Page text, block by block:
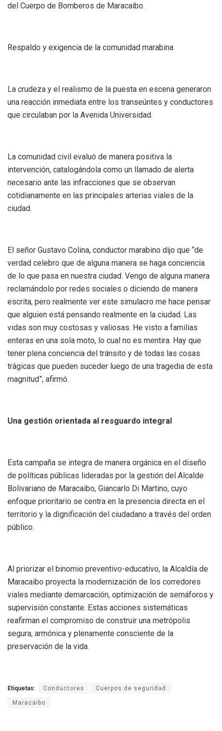
del Cuerpo de Bomberos de Maracaibo.
Respaldo y exigencia de la comunidad marabina
La crudeza y el realismo de la puesta en escena generaron
una reacción inmediata entre los transeúntes y conductores
que circulaban por la Avenida Universidad.
La comunidad civil evaluó de manera positiva la
intervención, catalogándola como un llamado de alerta
necesario ante las infracciones que se observan
cotidianamente en las principales arterias viales de la
ciudad.
El señor Gustavo Colina, conductor marabino dijo que “de
verdad celebro que de alguna manera se haga conciencia
de lo que pasa en nuestra ciudad. Vengo de alguna manera
reclamándolo por redes sociales o diciendo de manera
escrita, pero realmente ver este simulacro me hace pensar
que alguien está pensando realmente en la ciudad. Las
vidas son muy costosas y valiosas. He visto a familias
enteras en una sola moto, lo cual no es mentira. Hay que
tener plena conciencia del tránsito y de todas las cosas
trágicas que pueden suceder luego de una tragedia de esta
magnitud”, afirmó.
Una gestión orientada al resguardo integral
Esta campaña se integra de manera orgánica en el diseño
de políticas públicas lideradas por la gestión del Alcalde
Bolivariano de Maracaibo, Giancarlo Di Martino, cuyo
enfoque prioritario se centra en la presencia directa en el
territorio y la dignificación del ciudadano a través del orden
público.
Al priorizar el binomio preventivo-educativo, la Alcaldía de
Maracaibo proyecta la modernización de los corredores
viales mediante demarcación, optimización de semáforos y
supervisión constante. Estas acciones sistemáticas
reafirman el compromiso de construir una metrópolis
segura, armónica y plenamente consciente de la
preservación de la vida.
Etiquetas: Conductores Cuerpos de seguridad
Maracaibo